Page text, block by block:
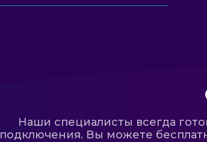
Наши специалисты всегда
подключения. Вы можете